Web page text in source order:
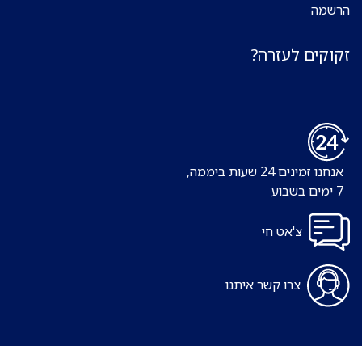
הרשמה
זקוקים לעזרה?
אנחנו זמינים 24 שעות ביממה,
צ'אט חי
צרו קשר איתנו